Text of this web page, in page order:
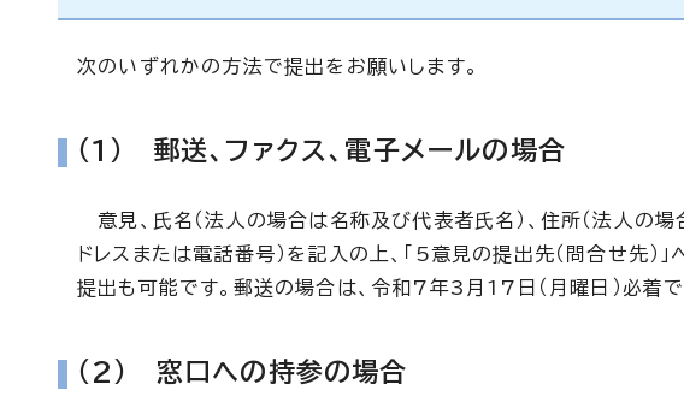
次のいずれかの方法で提出をお願いします。
（1） 郵送、ファクス、電子メールの場合
意見、氏名（法人の場合は名称及び代表者氏名）、住所（法人の
ドレスまたは電話番号）を記入の上、「5意見の提出先（問合せ先）
提出も可能です。郵送の場合は、令和7年3月17日（月曜日）必着で
（2） 窓口への持参の場合